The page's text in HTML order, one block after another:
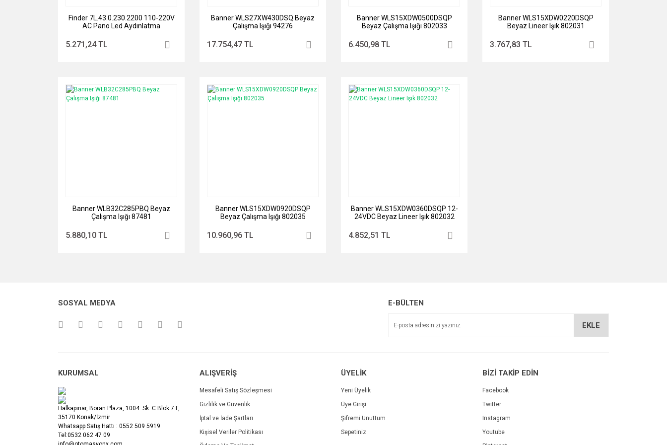
Finder 7L.43.0.230.2200 110-220V
AC Pano Led Aydınlatma
5.271,24 TL
Banner WLS27XW430DSQ Beyaz
Çalışma Işığı 94276
17.754,47 TL
Banner WLS15XDW0500DSQP
Beyaz Çalışma Işığı 802033
6.450,98 TL
Banner WLS15XDW0220DSQP
Beyaz Lineer Işık 802031
3.767,83 TL
Banner WLB32C285PBQ Beyaz
Çalışma Işığı 87481
5.880,10 TL
Banner WLS15XDW0920DSQP
Beyaz Çalışma Işığı 802035
10.960,96 TL
Banner WLS15XDW0360DSQP 12-
24VDC Beyaz Lineer Işık 802032
4.852,51 TL
SOSYAL MEDYA E-BÜLTEN
EKLE
KURUMSAL
Halkapınar, Boran Plaza, 1004. Sk. C Blok 7 F,
35170 Konak/İzmir
Whatsapp Satış Hattı : 0552 509 5919
Tel:0532 062 47 09
ALIŞVERİŞ
Mesafeli Satış Sözleşmesi
Gizlilik ve Güvenlik
İptal ve İade Şartları
Kişisel Veriler Politikası
ÜYELİK
Yeni Üyelik
Üye Girişi
Şifremi Unuttum
Sepetiniz
BİZİ TAKİP EDİN
Facebook
Twitter
Instagram
Youtube